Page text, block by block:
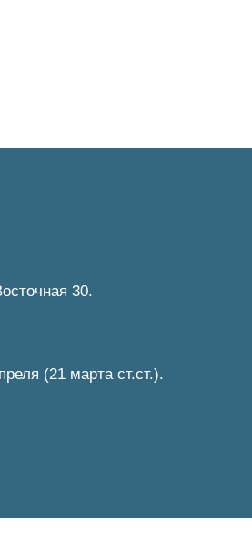
30.
(21 марта ст.ст.).